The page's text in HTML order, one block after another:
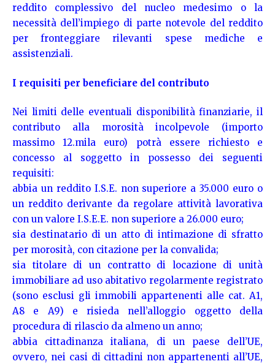
reddito complessivo del nucleo medesimo o la
necessità dell’impiego di parte notevole del reddito
per fronteggiare rilevanti spese mediche e
assistenziali.
I requisiti per beneficiare del contributo
Nei limiti delle eventuali disponibilità finanziarie, il
contributo alla morosità incolpevole (importo
massimo 12.mila euro) potrà essere richiesto e
concesso al soggetto in possesso dei seguenti
requisiti:
abbia un reddito I.S.E. non superiore a 35.000 euro o
un reddito derivante da regolare attività lavorativa
con un valore I.S.E.E. non superiore a 26.000 euro;
sia destinatario di un atto di intimazione di sfratto
per morosità, con citazione per la convalida;
sia titolare di un contratto di locazione di unità
immobiliare ad uso abitativo regolarmente registrato
(sono esclusi gli immobili appartenenti alle cat. A1,
A8 e A9) e risieda nell’alloggio oggetto della
procedura di rilascio da almeno un anno;
abbia cittadinanza italiana, di un paese dell’UE,
ovvero, nei casi di cittadini non appartenenti all’UE,